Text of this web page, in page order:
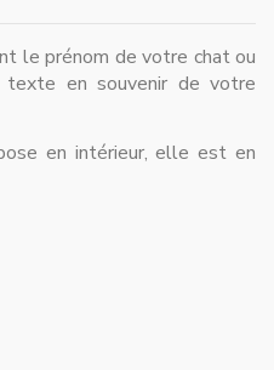
le prénom de votre chat ou
texte en souvenir de votre
en intérieur, elle est en